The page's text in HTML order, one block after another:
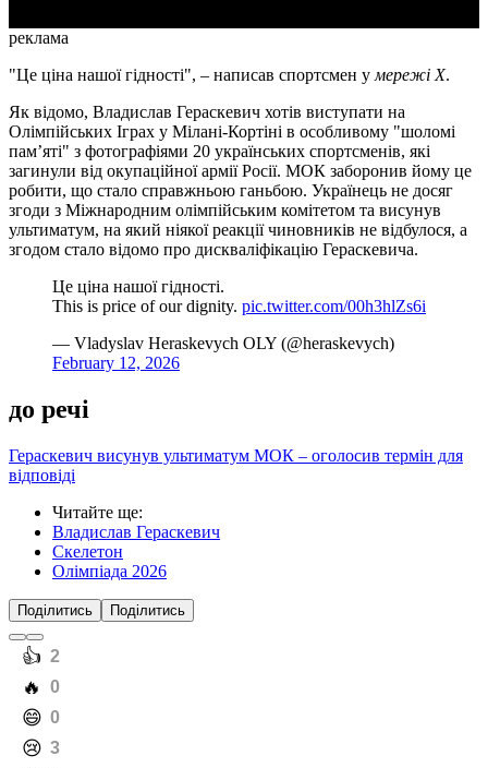
реклама
"Це ціна нашої гідності", – написав спортсмен у мережі Х.
Як відомо, Владислав Гераскевич хотів виступати на
Олімпійських Іграх у Мілані-Кортіні в особливому "шоломі
пам’яті" з фотографіями 20 українських спортсменів, які
загинули від окупаційної армії Росії. МОК заборонив йому це
робити, що стало справжньою ганьбою. Українець не досяг
згоди з Міжнародним олімпійським комітетом та висунув
ультиматум, на який ніякої реакції чиновників не відбулося, а
згодом стало відомо про дискваліфікацію Гераскевича.
Це ціна нашої гідності.
This is price of our dignity. pic.twitter.com/00h3hlZs6i
— Vladyslav Heraskevych OLY (@heraskevych)
February 12, 2026
до речі
Гераскевич висунув ультиматум МОК – оголосив термін для
відповіді
Читайте ще:
Владислав Гераскевич
Скелетон
Олімпіада 2026
Поділитись Поділитись
️👍 2
️🔥 0
️😄 0
️😢 3